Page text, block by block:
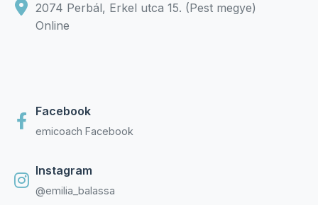
2074 Perbál, Erkel utca 15. (Pest megye)
Online
Facebook
emicoach Facebook
Instagram
@emilia_balassa